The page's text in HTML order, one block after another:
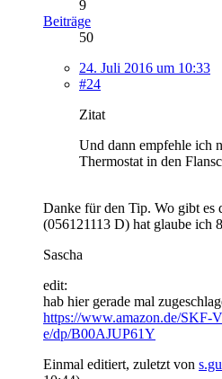
9
Beiträge
50
24. Juli 2016 um 10:33
#24
Zitat
Und dann empfehle ich
Thermostat in den
Danke für den Tip. Wo gibt es
(056121113 D) hat glaube ich
Sascha
edit:
hab hier gerade mal
https://www.amazon.de/
e/dp/B00AJUP61Y
Einmal editiert, zuletzt von